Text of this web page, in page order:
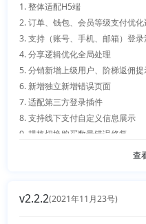
17. 浏览文件库存配置添加提示、
18. 订单售后商品异常影响优化
19. 新增支付宝和微信付款码支付
20. 新增插件权限单独配置管理
21. 新增电子营业执照亮证
22. 新增web端PC访问关闭开关
23. 新增json头信息系统出错输出
24. 门店2.0.0版本开发支持大多
1. 整体适配H5端
2. 订单、钱包、会员等级支付优
3. 支持（账号、手机、邮箱）登
4. 分享逻辑优化全局处理
5. 分销新增上级用户、阶梯返佣提
6. 新增独立新增错误页面
7. 适配第三方登录插件
8. 支持线下支付自定义信息展示
9. 规格切换购买数量错误修复
10. 手机端富文本详情支持视频、
13. 新增web端首页关闭状态+新
查
v2.2.2(2021年11月23号)